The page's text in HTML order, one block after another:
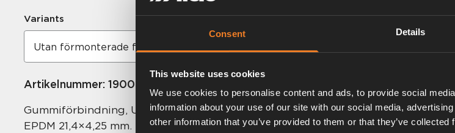
Consent Details
This website uses cookies
We use cookies to personalise content and ads, to provide social
information about your use of our site with our social media,
other information that you’ve provided to them or that they’ve
Variants
Artikelnummer: 1900246
Gummiförbindning, U-formad med avluftningsslang och luftskruv.
EPDM 21,4×4,25 mm.